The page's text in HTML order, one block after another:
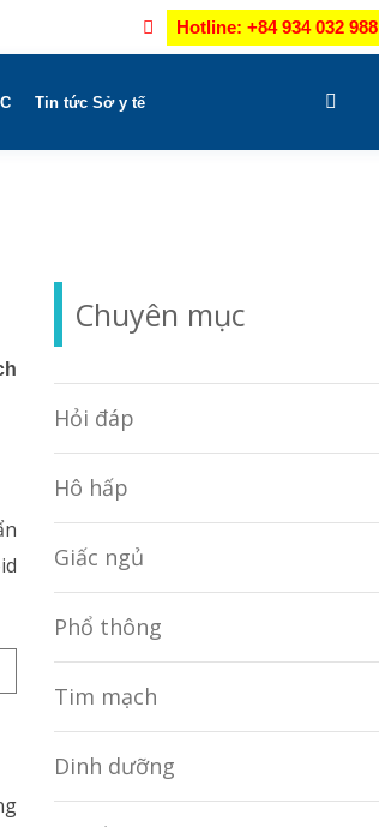
Hotline: +84 934 032 988
Tin tức Sở y tế
Chuyên mục
Hỏi đáp
Hô hấp
Giấc ngủ
Phổ thông
Tim mạch
Dinh dưỡng